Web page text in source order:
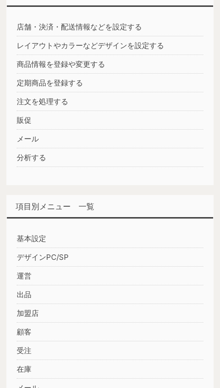
店舗・決済・配送情報などを設定する
レイアウトやカラーなどデザインを設定する
商品情報を登録や変更する
定期商品を登録する
注文を処理する
販促
メール
分析する
項目別メニュー 一覧
基本設定
デザインPC/SP
運営
出品
加盟店
顧客
受注
在庫